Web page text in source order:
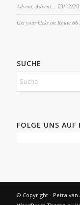
Advent, Advent… 03/12/
Get your kicks on Route 66
SUCHE
FOLGE UNS AUF
© Copyright - Petra van